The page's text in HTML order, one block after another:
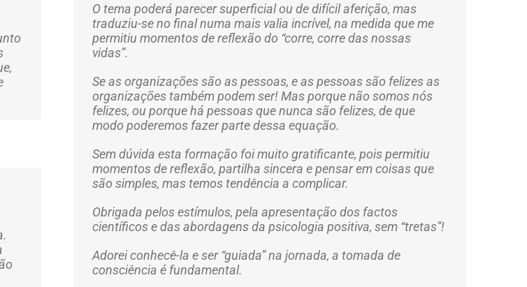
O tema poderá parecer superficial ou de difícil aferição, mas
traduziu-se no final numa mais valia incrível, na medida que me
permitiu momentos de reflexão do “corre, corre das nossas
vidas”.
Se as organizações são as pessoas, e as pessoas são felizes as
organizações também podem ser! Mas porque não somos nós
felizes, ou porque há pessoas que nunca são felizes, de que
modo poderemos fazer parte dessa equação.
Sem dúvida esta formação foi muito gratificante, pois permitiu
momentos de reflexão, partilha sincera e pensar em coisas que
são simples, mas temos tendência a complicar.
Obrigada pelos estímulos, pela apresentação dos factos
científicos e das abordagens da psicologia positiva, sem “tretas”!
Adorei conhecê-la e ser “guiada” na jornada, a tomada de
consciência é fundamental.